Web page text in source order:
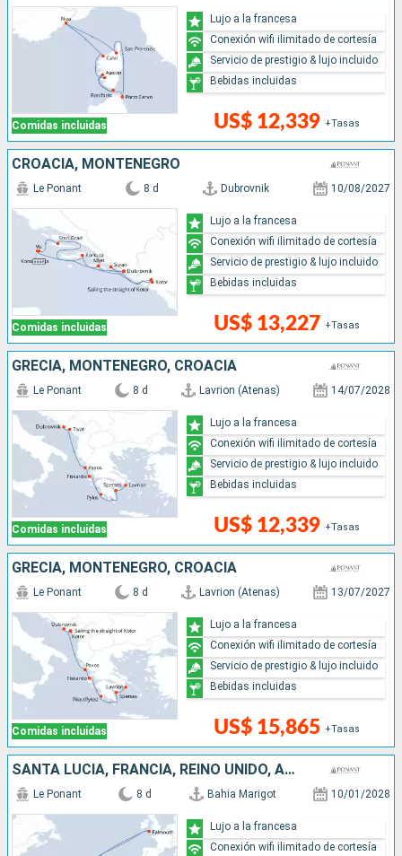
Comidas incluidas US$ 12,339 +Tasas
Lujo a la francesa
Conexión wifi ilimitado de cortesía
Servicio de prestigio & lujo incluido
Bebidas incluidas
CROACIA, MONTENEGRO
Comidas incluidas
Le Ponant 8 d Dubrovnik 10/08/2027
US$ 13,227 +Tasas
Lujo a la francesa
Conexión wifi ilimitado de cortesía
Servicio de prestigio & lujo incluido
Bebidas incluidas
GRECIA, MONTENEGRO, CROACIA
Comidas incluidas
Le Ponant 8 d Lavrion (Atenas) 14/07/2028
US$ 12,339 +Tasas
Lujo a la francesa
Conexión wifi ilimitado de cortesía
Servicio de prestigio & lujo incluido
Bebidas incluidas
GRECIA, MONTENEGRO, CROACIA
Comidas incluidas
Le Ponant 8 d Lavrion (Atenas) 13/07/2027
US$ 15,865 +Tasas
Lujo a la francesa
Conexión wifi ilimitado de cortesía
Servicio de prestigio & lujo incluido
Bebidas incluidas
SANTA LUCIA, FRANCIA, REINO UNIDO, ANTIGUA Y BARBUDA
Le Ponant 8 d Bahia Marigot 10/01/2028
Lujo a la francesa
Conexión wifi ilimitado de cortesía